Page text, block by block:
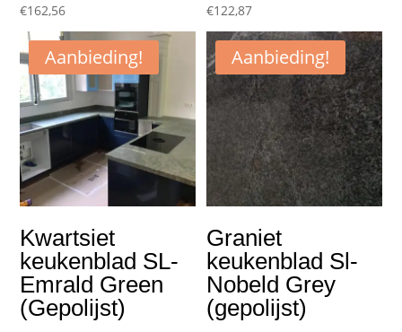
€162,56 €122,87
Aanbieding!
Kwartsiet
keukenblad SL-
Emrald Green
(Gepolijst)
Aanbieding!
Graniet
keukenblad Sl-
Nobeld Grey
(gepolijst)